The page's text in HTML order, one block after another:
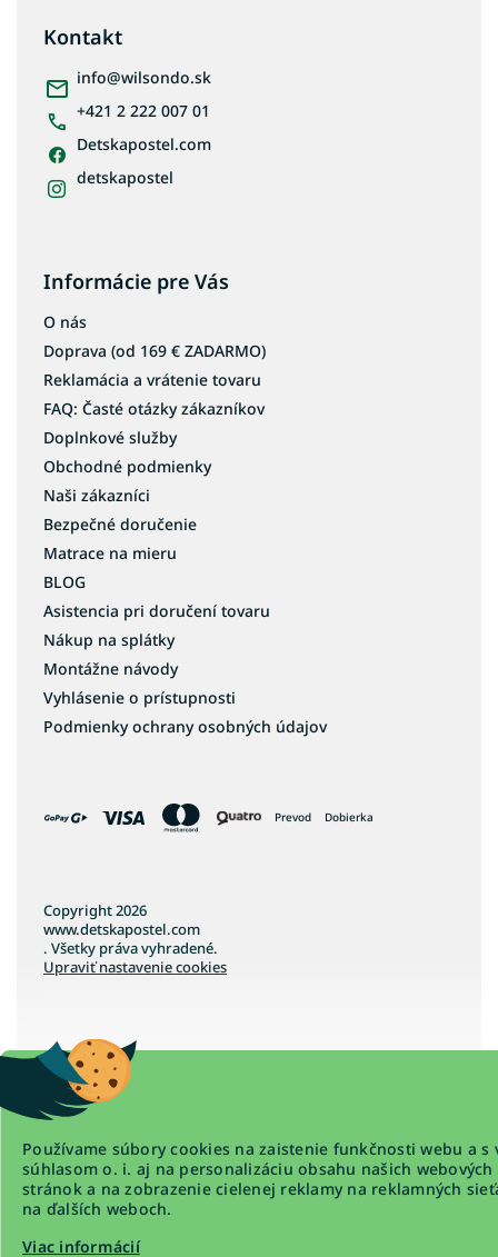
Používame súbory cookies na zaistenie funkčnosti webu a s
súhlasom o. i. aj na personalizáciu obsahu našich webových
stránok a na zobrazenie cielenej reklamy na reklamných
na ďalších weboch.
Viac informácií
Kontakt
info@wilsondo.sk
+421 2 222 007 01
Detskapostel.com
detskapostel
Informácie pre Vás
O nás
Doprava (od 169 € ZADARMO)
Reklamácia a vrátenie tovaru
FAQ: Časté otázky zákazníkov
Doplnkové služby
Obchodné podmienky
Naši zákazníci
Bezpečné doručenie
Matrace na mieru
BLOG
Asistencia pri doručení tovaru
Nákup na splátky
Montážne návody
Vyhlásenie o prístupnosti
Podmienky ochrany osobných údajov
Prevod Dobierka
Copyright 2026
www.detskapostel.com
. Všetky práva vyhradené.
Upraviť nastavenie cookies